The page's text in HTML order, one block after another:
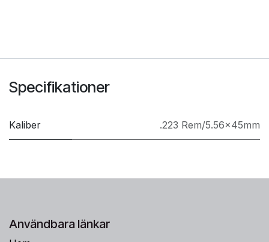
Specifikationer
Kaliber .223 Rem/5.56x45mm
Användbara länkar